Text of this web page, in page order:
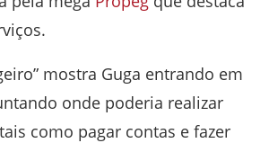
mostra Guga entrando em
onde poderia realizar
como pagar contas e fazer